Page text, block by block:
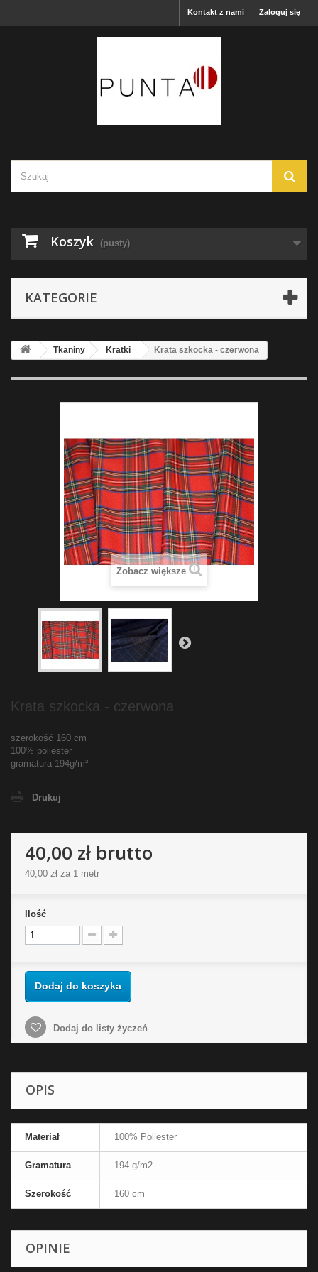
Zaloguj się
Kontakt z nami
Koszyk (pusty)
KATEGORIE
Tkaniny Kratki Krata szkocka - czerwona
Zobacz większe
Krata szkocka - czerwona
szerokość 160 cm
100% poliester
gramatura 194g/m²
Drukuj
40,00 złbrutto
40,00 zł za 1 metr
Ilość
Dodaj do koszyka
Dodaj do listy życzeń
OPIS
Materiał 100% Poliester
Gramatura 194 g/m2
Szerokość 160 cm
OPINIE